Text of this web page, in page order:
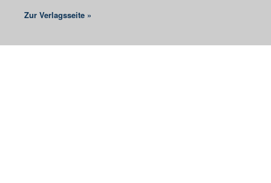
Zur Verlagsseite »